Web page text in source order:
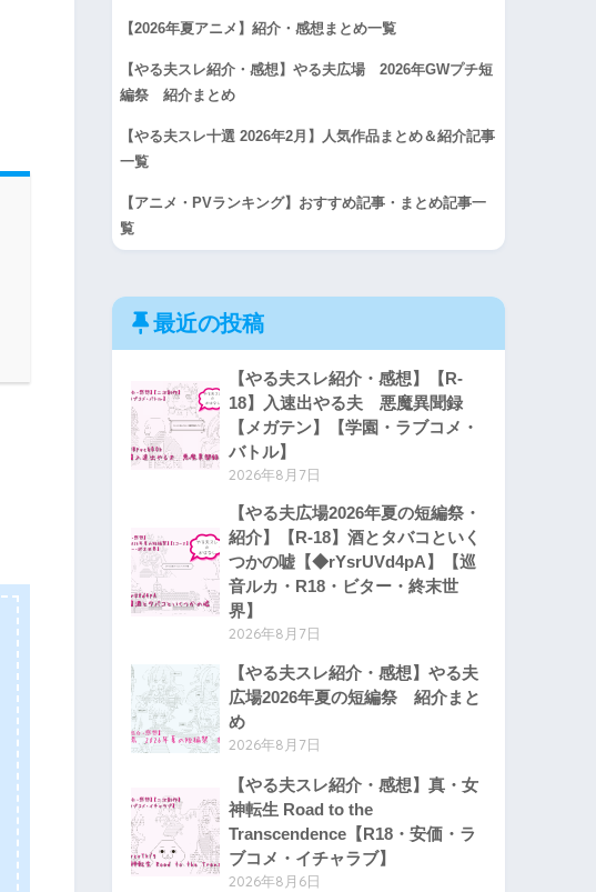
【2026年夏アニメ】紹介・感想まとめ一覧
【やる夫スレ紹介・感想】やる夫広場 2026年GWプチ短
編祭 紹介まとめ
【やる夫スレ十選 2026年2月】人気作品まとめ＆紹介記事
一覧
【アニメ・PVランキング】おすすめ記事・まとめ記事一
覧
最近の投稿
【やる夫スレ紹介・感想】【R-
18】入速出やる夫 悪魔異聞録
【メガテン】【学園・ラブコメ・
バトル】
2026年8月7日
【やる夫広場2026年夏の短編祭・
紹介】【R-18】酒とタバコといく
つかの嘘【◆rYsrUVd4pA】【巡
音ルカ・R18・ビター・終末世
界】
2026年8月7日
【やる夫スレ紹介・感想】やる夫
広場2026年夏の短編祭 紹介まと
め
2026年8月7日
【やる夫スレ紹介・感想】真・女
神転生 Road to the
Transcendence【R18・安価・ラ
ブコメ・イチャラブ】
2026年8月6日